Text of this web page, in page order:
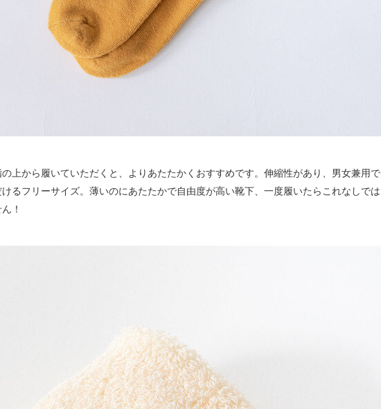
上から履いていただくと、よりあたたかくおすすめです。伸縮性があり、男女兼用で
けるフリーサイズ。薄いのにあたたかで自由度が高い靴下、一度履いたらこれなしでは
！